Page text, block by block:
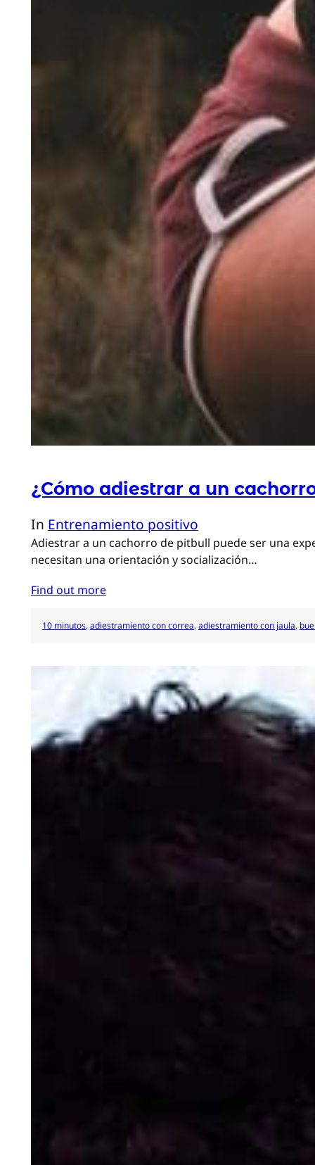
¿Cómo adiestrar a un
In Entrenamiento positivo
Adiestrar a un cachorro de pitbull puede ser una
necesitan una orientación y socialización…
Find out more
10 minutos, adiestramiento con correa, adiestramiento con jaula,